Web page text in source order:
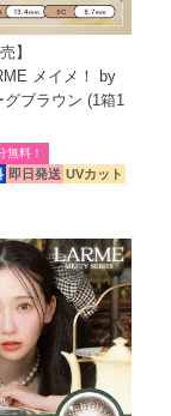
】
メイメ！ by
ブラウン (1箱1
即日発送 UVカット
無料！